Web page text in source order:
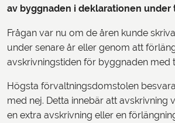
av byggnaden i deklarationen under
Frågan var nu om de åren kunde
under senare år eller genom att
avskrivningstiden för byggnaden med
Högsta förvaltningsdomstolen
med nej. Detta innebär att avskrivning
en extra avskrivning eller en